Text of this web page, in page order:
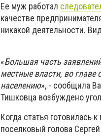
Ее муж работал
качестве
никакой деятельности.
«Большая часть
местные власти, во
населению», - сообщила
Тишковца возбуждено
Когда статья готовилась
поселковый голова